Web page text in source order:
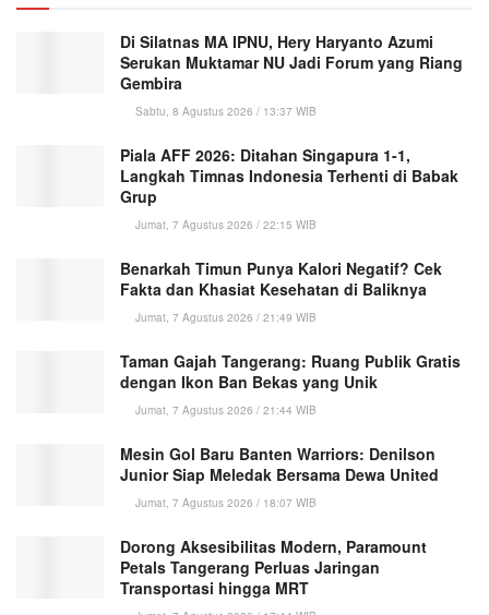
Di Silatnas MA IPNU, Hery Haryanto Azumi
Serukan Muktamar NU Jadi Forum yang Riang
Gembira
Sabtu, 8 Agustus 2026 / 13:37 WIB
Piala AFF 2026: Ditahan Singapura 1-1,
Langkah Timnas Indonesia Terhenti di Babak
Grup
Jumat, 7 Agustus 2026 / 22:15 WIB
Benarkah Timun Punya Kalori Negatif? Cek
Fakta dan Khasiat Kesehatan di Baliknya
Jumat, 7 Agustus 2026 / 21:49 WIB
Taman Gajah Tangerang: Ruang Publik Gratis
dengan Ikon Ban Bekas yang Unik
Jumat, 7 Agustus 2026 / 21:44 WIB
Mesin Gol Baru Banten Warriors: Denilson
Junior Siap Meledak Bersama Dewa United
Jumat, 7 Agustus 2026 / 18:07 WIB
Dorong Aksesibilitas Modern, Paramount
Petals Tangerang Perluas Jaringan
Transportasi hingga MRT